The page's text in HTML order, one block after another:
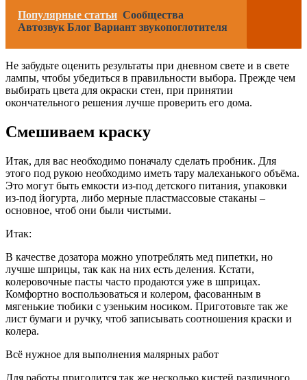
Популярные статьи Сообщества
Автозвук Блог Вариант звукопоглотителя
Не забудьте оценить результаты при дневном свете и в свете
лампы, чтобы убедиться в правильности выбора. Прежде чем
выбирать цвета для окраски стен, при принятии
окончательного решения лучше проверить его дома.
Смешиваем краску
Итак, для вас необходимо поначалу сделать пробник. Для
этого под рукою необходимо иметь тару малеханького объёма.
Это могут быть емкости из-под детского питания, упаковки
из-под йогурта, либо мерные пластмассовые стаканы –
основное, чтоб они были чистыми.
Итак:
В качестве дозатора можно употреблять мед пипетки, но
лучше шприцы, так как на них есть деления. Кстати,
колеровочные пасты часто продаются уже в шприцах.
Комфортно воспользоваться и колером, фасованным в
мягенькие тюбики с узеньким носиком. Приготовьте так же
лист бумаги и ручку, чтоб записывать соотношения краски и
колера.
Всё нужное для выполнения малярных работ